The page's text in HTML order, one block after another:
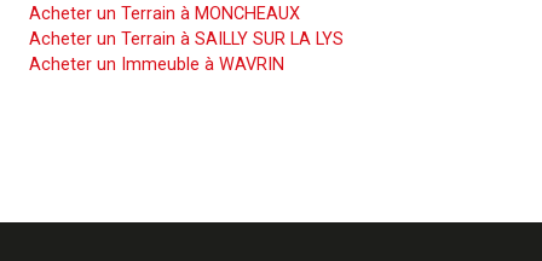
Acheter un Terrain à MONCHEAUX
Acheter un Terrain à SAILLY SUR LA LYS
Acheter un Immeuble à WAVRIN